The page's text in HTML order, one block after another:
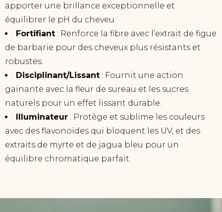
apporter une brillance exceptionnelle et
équilibrer le pH du cheveu.
Fortifiant : Renforce la fibre avec l’extrait de figue
de barbarie pour des cheveux plus résistants et
robustes.
Disciplinant/Lissant : Fournit une action
gainante avec la fleur de sureau et les sucres
naturels pour un effet lissant durable.
Illuminateur : Protège et sublime les couleurs
avec des flavonoïdes qui bloquent les UV, et des
extraits de myrte et de jagua bleu pour un
équilibre chromatique parfait.